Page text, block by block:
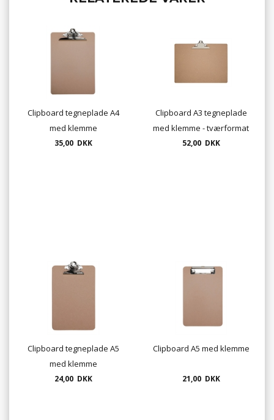
Clipboard tegneplade A4
med klemme
35,00 DKK
Clipboard A3 tegneplade
med klemme - tværformat
52,00 DKK
Clipboard tegneplade A5
med klemme
24,00 DKK
Clipboard A5 med klemme
21,00 DKK